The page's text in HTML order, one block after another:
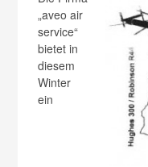
„aveo air
service“
bietet in
diesem
Winter
ein